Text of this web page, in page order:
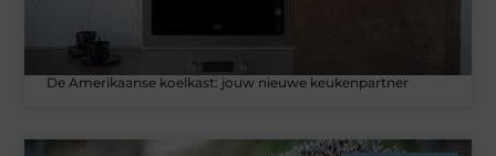
De Amerikaanse koelkast: jouw nieuwe keukenpartner